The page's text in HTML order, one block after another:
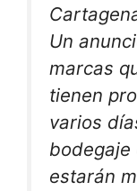
Un
marcas
tienen
varios
bodegaje
estarán